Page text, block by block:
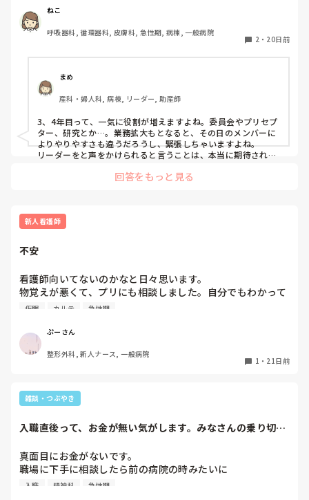
小チーム活動ではリーダーやってるから後輩や先輩巻き込ん
で動いてかないといけない、委員会活動もあるから後輩に業
務を伝えていかないといけない…
一方、こころが疲れてしまう
ここまで自分成長したんだって思う一方で、もうきついし逃
げたいってなってしまう自分がいる
ねこ
呼吸器科, 循環器科, 皮膚科, 急性期, 病棟, 一般病院
2 ・ 20日前
まめ
産科・婦人科, 病棟, リーダー, 助産師
3、4年目って、一気に役割が増えますよね。委員会やプリセプ
ター、研究とか…。業務拡大もとなると、その日のメンバーに
よりやりやすさも違うだろうし、緊張しちゃいますよね。
リーダーをと声をかけられると言うことは、本当に期待されて
る役割も認識されているし、視野も広い。大丈夫、あなたなら
こまできました。
心から応援してます。
りすぎないでね。
回答をもっと見る
新人看護師
不安
看護師向いてないのかなと日々思います。
物覚えが悪くて、プリにも相談しました。自分でもわかって
はいましたが、数をこなすしかないと。ですが、毎回怒られ
怒られても次に繋げればいいとか、新人だから怒られるのが
当たり前（？）とかわかってはいます。本当に。こんなに日
勤を3ヶ月頑張ってきて、だけどまだできることも少ないの
B-1・2と分かれています。夜勤の場合、チーム1人ずつ計4
人で夜勤を回します。急性期病院なので患者が毎日変わるが
わるきて、その患者情報も追いつきません。この人はトイレ
どうやって行ってるんだろう？とか安静度どのくらい？とか
本当は3ヶ月も病棟で働いてるのだから知っておくべき情報
も業務を覚えるのと、怒られないようにやらないとという焦
りから全然患者さんのことが見れません。夜勤だと、仮眠が
A-1とB-1が先に入るので、必然的に相方がいなくなる状況
仮眠 カルテ 急性期
ぷーさん
整形外科, 新人ナース, 一般病院
1 ・ 21日前
雑談・つぶやき
入職直後って、お金が無い気がします。みなさんの乗り切
真面目にお金がないです。
職場に下手に相談したら前の病院の時みたいに
入職 精神科 急性期